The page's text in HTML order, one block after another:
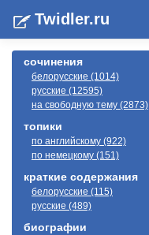
Twidler.ru
сочинения
белорусские (1014)
русские (12595)
на свободную тему (2873)
топики
по английскому (922)
по немецкому (151)
краткие содержания
белорусские (115)
русские (489)
биографии